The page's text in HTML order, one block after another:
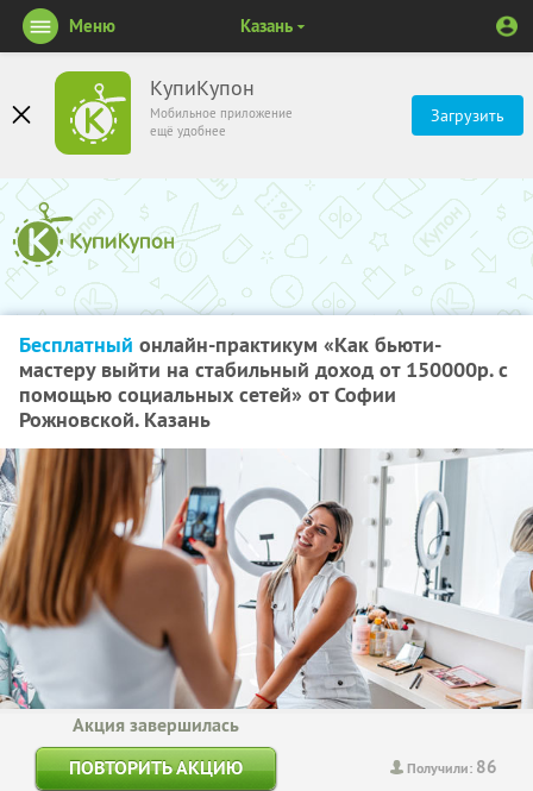
КупиКупон
Мобильное приложение
ещё удобнее
Загрузить
Меню Казань
Бесплатный онлайн-практикум «Как бьюти-
мастеру выйти на стабильный доход от 150000р. с
помощью социальных сетей» от Софии
Рожновской. Казань
Получили: 86
Акция завершилась
ПОВТОРИТЬ АКЦИЮ